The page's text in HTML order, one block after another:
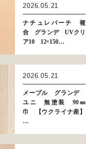
2026.05.21
ナチュレバーチ 複
合 グランデ UVクリ
ア10 12×150…
2026.05.21
メープル グランデ
ユニ 無塗装 90㎜
巾 【ウクライナ産】
…